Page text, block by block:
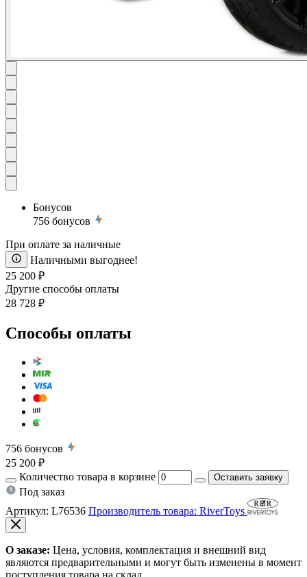
Бонусов
756 бонусов
При оплате за наличные
Наличными выгоднее!
25 200 ₽
Другие способы оплаты
28 728 ₽
Способы оплаты
756 бонусов
25 200 ₽
Количество товара в корзине
Оставить заявку
Под заказ
Артикул: L76536 Производитель товара: RiverToys
О заказе: Цена, условия, комплектация и внешний вид
являются предварительными и могут быть изменены в момент
поступления товара на склад.